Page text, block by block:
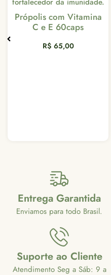
com Vitamina
C e E 60caps
65,00
Entrega Garantida
Enviamos para todo Brasil.
Suporte ao Cliente
Atendimento Seg a Sáb: 9 a